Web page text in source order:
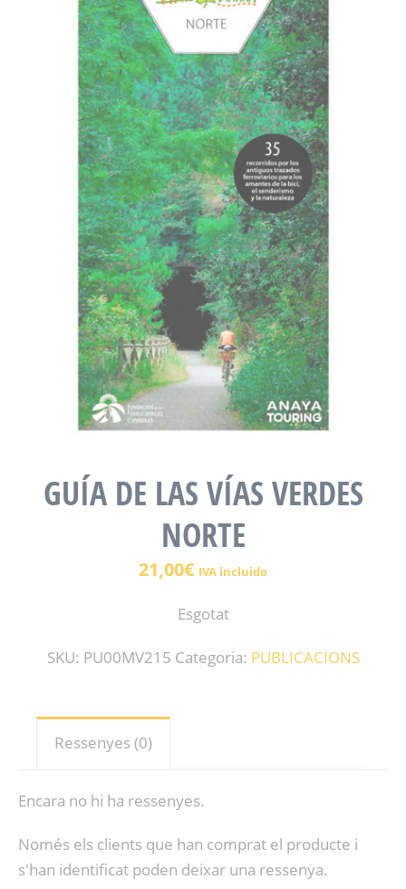
GUÍA DE LAS VÍAS VERDES
NORTE
21,00€ IVA incluido
Esgotat
SKU: PU00MV215 Categoria: PUBLICACIONS
Ressenyes (0)
Encara no hi ha ressenyes.
Només els clients que han comprat el producte i
s'han identificat poden deixar una ressenya.